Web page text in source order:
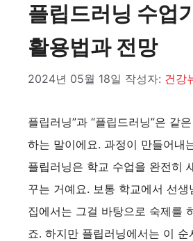
플립드러닝 수업
활용법과 전망
2024년 05월 18일 작성자: 건강
플립러닝”과 “플립드러닝”은 같
하는 말이에요. 과정이 만들어내
플립러닝은 학교 수업을 완전히
꾸는 거예요. 보통 학교에서 선생
집에서는 그걸 바탕으로 숙제를
죠. 하지만 플립러닝에서는 이 순